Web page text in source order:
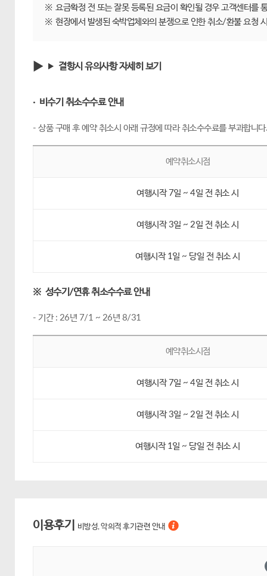
※ 요금확정 전 또는 잘못 등록된 요금이 확인될 경우 고객센터를
※ 현장에서 발생된 숙박업체와의 분쟁으로 인한 취소/환불 요청
결항시 유의사항 자세히 보기
· 비수기 취소수수료 안내
- 상품 구매 후 예약 취소시 아래 규정에 따라 취소수수료를 부과합니다.
예약취소시점
여행시작 7일 ~ 4일 전 취소 시
여행시작 3일 ~ 2일 전 취소 시
여행시작 1일 ~ 당일 전 취소 시
※ 성수기/연휴 취소수수료 안내
- 기간 : 26년 7/1 ~ 26년 8/31
예약취소시점
여행시작 7일 ~ 4일 전 취소 시
여행시작 3일 ~ 2일 전 취소 시
여행시작 1일 ~ 당일 전 취소 시
이용후기 비방성, 악의적 후기관련 안내